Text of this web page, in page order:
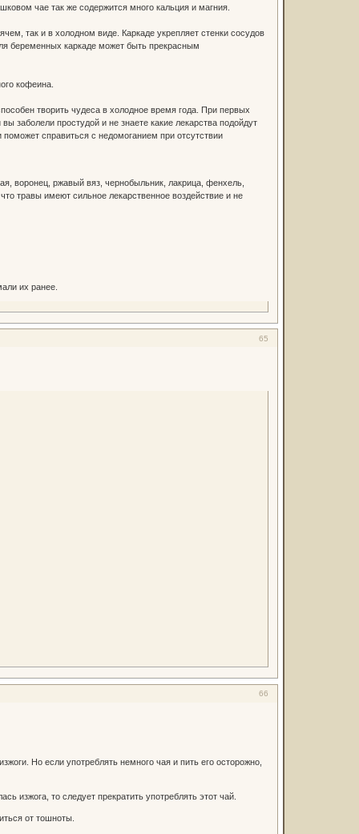
чае так же содержится много кальция и магния.
так и в холодном виде. Каркаде укрепляет стенки сосудов
беременных каркаде может быть прекрасным
кофеина.
творить чудеса в холодное время года. При первых
заболели простудой и не знаете какие лекарства подойдут
справиться с недомоганием при отсутствии
воронец, ржавый вяз, чернобыльник, лакрица, фенхель,
травы имеют сильное лекарственное воздействие и не
их ранее.
65
66
Но если употреблять немного чая и пить его осторожно,
изжога, то следует прекратить употреблять этот чай.
от тошноты.